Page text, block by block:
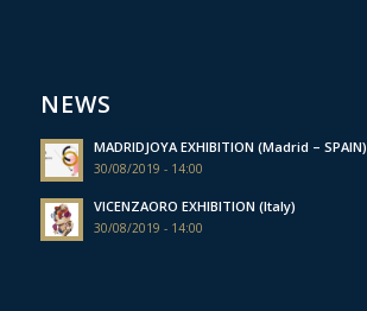
NEWS
MADRIDJOYA EXHIBITION (Madrid – SPAIN)
30/08/2019 - 14:00
VICENZAORO EXHIBITION (Italy)
30/08/2019 - 14:00